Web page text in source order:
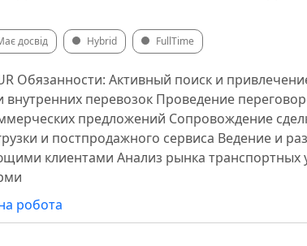
досвід Hybrid FullTime
Обязанности: Активный поиск и
перевозок Проведение
предложений Сопровождение
и постпродажного сервиса Ведение и
клиентами Анализ рынка транспортных
робота